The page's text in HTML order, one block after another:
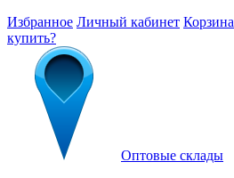
Избранное Личный кабинет Корзина
купить?
Оптовые склады